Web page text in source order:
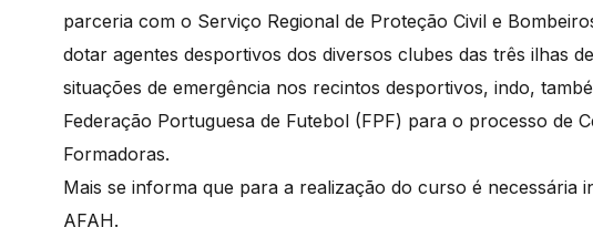
parceria com o Serviço Regional de Proteção Civil e
dotar agentes desportivos dos diversos clubes das três ilhas
situações de emergência nos recintos desportivos, indo,
Federação Portuguesa de Futebol (FPF) para o processo de
Formadoras.
Mais se informa que para a realização do curso é necessária
AFAH.